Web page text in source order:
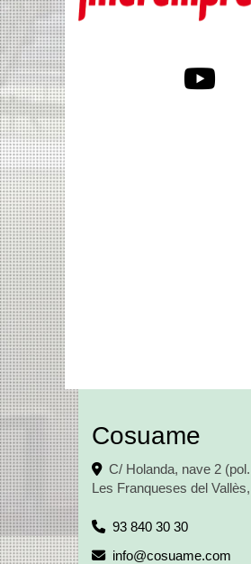
Cosuame
C/ Holanda, nave 2
Les Franqueses del Vallès,
93 840 30 30
info
cosuame.com